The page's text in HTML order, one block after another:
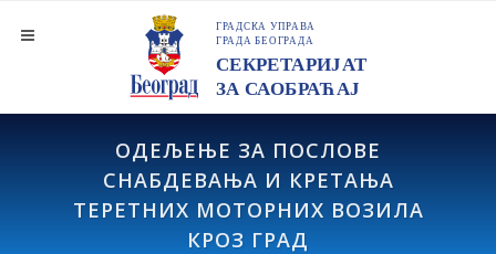
ОДЕЉЕЊЕ ЗА ПОСЛОВЕ
СНАБДЕВАЊА И КРЕТАЊА
ТЕРЕТНИХ МОТОРНИХ ВОЗИЛА
КРОЗ ГРАД